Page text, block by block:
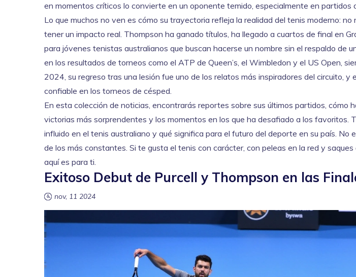
en momentos críticos lo convierte en un oponente temido, especialmente en partidos
Lo que muchos no ven es cómo su trayectoria refleja la realidad del tenis moderno:
tener un impacto real. Thompson ha ganado títulos, ha llegado a cuartos de final en
para jóvenes tenistas australianos que buscan hacerse un nombre sin el respaldo de
en los resultados de torneos como el ATP de Queen’s, el Wimbledon y el US Open,
2024, su regreso tras una lesión fue uno de los relatos más inspiradores del circuito, y
confiable en los torneos de césped.
En esta colección de noticias, encontrarás reportes sobre sus últimos partidos, cómo
victorias más sorprendentes y los momentos en los que ha desafiado a los favoritos.
influido en el tenis australiano y qué significa para el futuro del deporte en su país. No
de los más constantes. Si te gusta el tenis con carácter, con peleas en la red y
aquí es para ti.
Exitoso Debut de Purcell y Thompson en las
nov, 11 2024